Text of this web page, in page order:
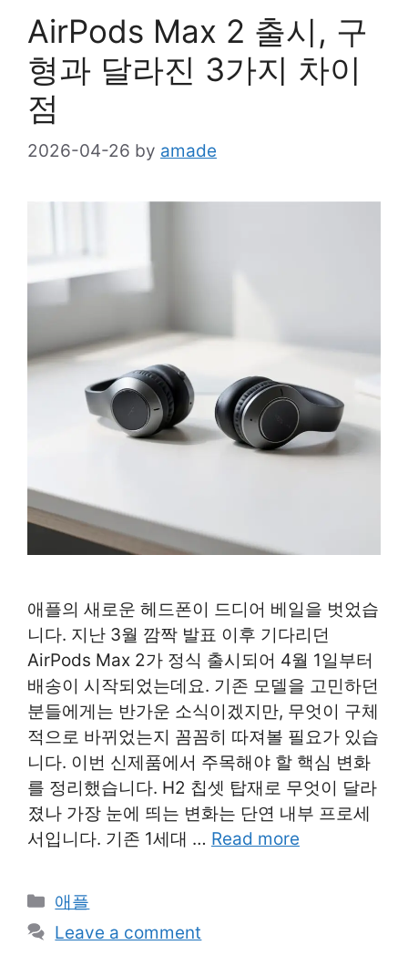
AirPods Max 2 출시, 구
형과 달라진 3가지 차이
점
2026-04-26 by amade
애플의 새로운 헤드폰이 드디어 베일을 벗었습
니다. 지난 3월 깜짝 발표 이후 기다리던
AirPods Max 2가 정식 출시되어 4월 1일부터
배송이 시작되었는데요. 기존 모델을 고민하던
분들에게는 반가운 소식이겠지만, 무엇이 구체
적으로 바뀌었는지 꼼꼼히 따져볼 필요가 있습
니다. 이번 신제품에서 주목해야 할 핵심 변화
를 정리했습니다. H2 칩셋 탑재로 무엇이 달라
졌나 가장 눈에 띄는 변화는 단연 내부 프로세
서입니다. 기존 1세대 … Read more
Categories
애플
Leave a comment